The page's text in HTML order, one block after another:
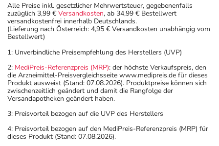
Alle Preise inkl. gesetzlicher Mehrwertsteuer, gegebenenfalls
zuzüglich 3,99 € Versandkosten, ab 34,99 € Bestellwert
versandkostenfrei innerhalb Deutschlands.
(Lieferung nach Österreich: 4,95 € Versandkosten unabhängig vom
Bestellwert)
1: Unverbindliche Preisempfehlung des Herstellers (UVP)
2: MediPreis-Referenzpreis (MRP): der höchste Verkaufspreis, den
die Arzneimittel-Preisvergleichsseite www.medipreis.de für dieses
Produkt ausweist (Stand: 07.08.2026). Produktpreise können sich
zwischenzeitlich geändert und damit die Rangfolge der
Versandapotheken geändert haben.
3: Preisvorteil bezogen auf die UVP des Herstellers
4: Preisvorteil bezogen auf den MediPreis-Referenzpreis (MRP) für
dieses Produkt (Stand: 07.08.2026).